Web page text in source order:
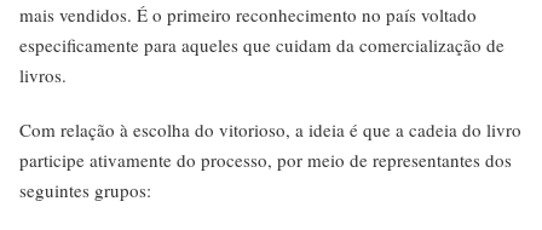
mais vendidos. É o primeiro reconhecimento no país voltado
especificamente para aqueles que cuidam da comercialização de
livros.
Com relação à escolha do vitorioso, a ideia é que a cadeia do livro
participe ativamente do processo, por meio de representantes dos
seguintes grupos: